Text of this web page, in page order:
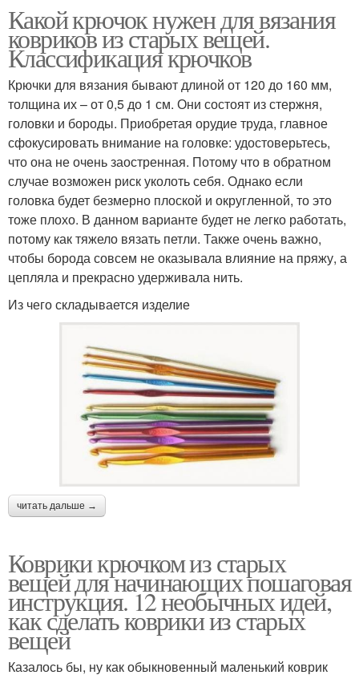
Какой крючок нужен для вязания
ковриков из старых вещей.
Классификация крючков
Крючки для вязания бывают длиной от 120 до 160 мм,
толщина их – от 0,5 до 1 см. Они состоят из стержня,
головки и бороды. Приобретая орудие труда, главное
сфокусировать внимание на головке: удостоверьтесь,
что она не очень заостренная. Потому что в обратном
случае возможен риск уколоть себя. Однако если
головка будет безмерно плоской и округленной, то это
тоже плохо. В данном варианте будет не легко работать,
потому как тяжело вязать петли. Также очень важно,
чтобы борода совсем не оказывала влияние на пряжу, а
цепляла и прекрасно удерживала нить.
Из чего складывается изделие
читать дальше →
Коврики крючком из старых
вещей для начинающих пошаговая
инструкция. 12 необычных идей,
как сделать коврики из старых
вещей
Казалось бы, ну как обыкновенный маленький коврик